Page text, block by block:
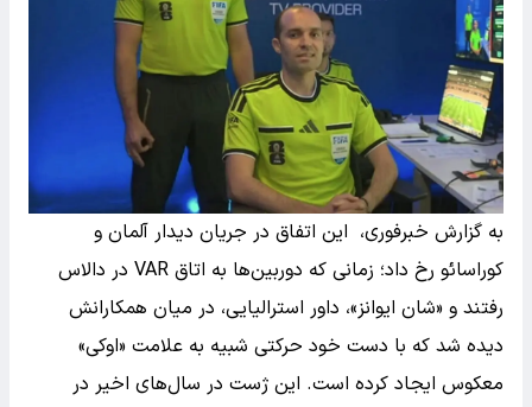
به گزارش خبرفوری، این اتفاق در جریان دیدار آلمان و
کوراسائو رخ داد؛ زمانی که دوربین‌ها به اتاق VAR در دالاس
رفتند و «شان ایوانز»، داور استرالیایی، در میان همکارانش
دیده شد که با دست خود حرکتی شبیه به علامت «اوکی»
معکوس ایجاد کرده است. این ژست در سال‌های اخیر در